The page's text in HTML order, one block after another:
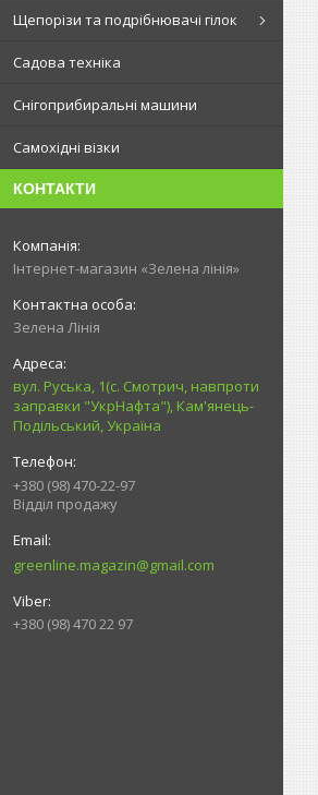
Щепорізи та подрібнювачі гілок
Садова техніка
Снігоприбиральні машини
Самохідні візки
КОНТАКТИ
Інтернет-магазин «Зелена лінія»
Зелена Лінія
вул. Руська, 1(с. Смотрич, навпроти
заправки "УкрНафта"), Кам'янець-
Подільський, Україна
+380 (98) 470-22-97
Відділ продажу
greenline.magazin@gmail.com
+380 (98) 470 22 97